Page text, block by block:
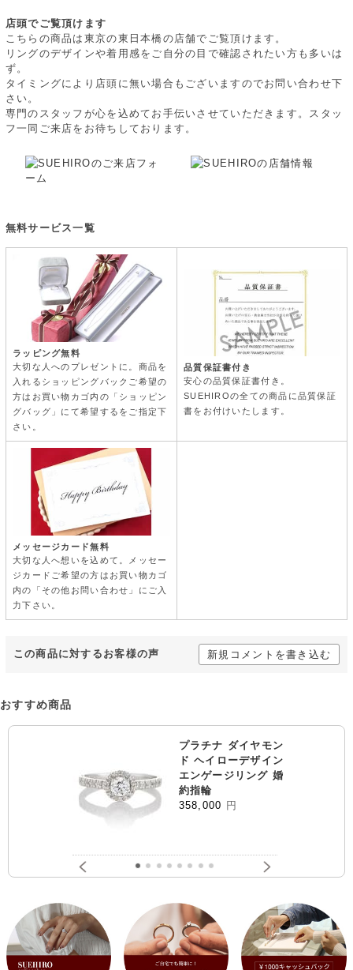
店頭でご覧頂けます
こちらの商品は東京の東日本橋の店舗でご覧頂けます。
リングのデザインや着用感をご自分の目で確認されたい方も多いは
ず。
タイミングにより店頭に無い場合もございますのでお問い合わせ下
さい。
専門のスタッフが心を込めてお手伝いさせていただきます。スタッ
フ一同ご来店をお待ちしております。
無料サービス一覧
ラッピング無料
大切な人へのプレゼントに。商品を
入れるショッピングバックご希望の
方はお買い物カゴ内の「ショッピン
グバッグ」にて希望するをご指定下
さい。
品質保証書付き
安心の品質保証書付き。
SUEHIROの全ての商品に品質保証
書をお付けいたします。
メッセージカード無料
大切な人へ想いを込めて。メッセー
ジカードご希望の方はお買い物カゴ
内の「その他お問い合わせ」にご入
力下さい。
この商品に対するお客様の声 新規コメントを書き込む
おすすめ商品
プラチナ ダイヤモン
ド ヘイローデザイン
エンゲージリング 婚
約指輪
358,000 円